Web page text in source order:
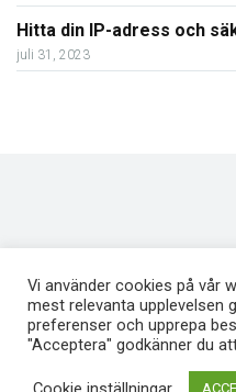
Hitta din IP-adress och
juli 31, 2023
Svenskawebbhotell.nu är en
Vi använder cookies på vår
mest relevanta upplevelsen
preferenser och upprepa
"Acceptera" godkänner du